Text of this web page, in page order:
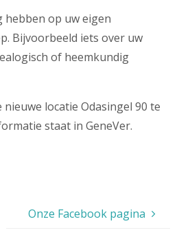
hebben op uw eigen
Bijvoorbeeld iets over uw
of heemkundig
locatie Odasingel 90 te
staat in GeneVer.
Onze Facebook pagina